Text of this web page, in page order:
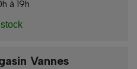
à 19h
Vannes